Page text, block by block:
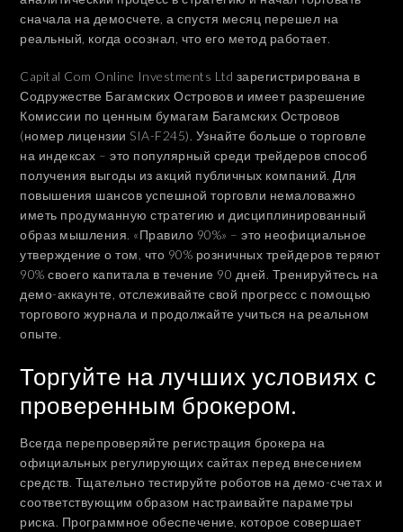
сначала на демосчете, а спустя месяц перешел на
реальный, когда осознал, что его метод работает.
Capital Com Online Investments Ltd зарегистрирована в
Содружестве Багамских Островов и имеет разрешение
Комиссии по ценным бумагам Багамских Островов
(номер лицензии SIA-F245). Узнайте больше о торговле
на индексах – это популярный среди трейдеров способ
получения выгоды из акций публичных компаний. Для
повышения шансов успешной торговли немаловажно
иметь продуманную стратегию и дисциплинированный
образ мышления. «Правило 90%» – это неофициальное
утверждение о том, что 90% розничных трейдеров теряют
90% своего капитала в течение 90 дней. Тренируйтесь на
демо-аккаунте, отслеживайте свой прогресс с помощью
торгового журнала и продолжайте учиться на реальном
опыте.
Торгуйте на лучших условиях с
проверенным брокером.
Всегда перепроверяйте регистрация брокера на
официальных регулирующих сайтах перед внесением
средств. Тщательно тестируйте роботов на демо-счетах и
соответствующим образом настраивайте параметры
риска. Программное обеспечение, которое совершает